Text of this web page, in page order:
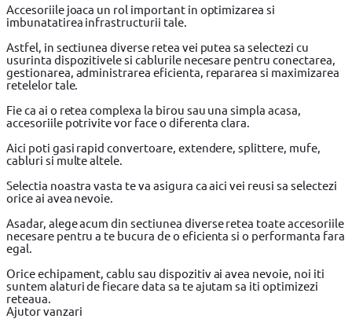
Accesoriile joaca un rol important in optimizarea si
imbunatatirea infrastructurii tale.
Astfel, in sectiunea diverse retea vei putea sa selectezi cu
usurinta dispozitivele si cablurile necesare pentru conectarea,
gestionarea, administrarea eficienta, repararea si maximizarea
retelelor tale.
Fie ca ai o retea complexa la birou sau una simpla acasa,
accesoriile potrivite vor face o diferenta clara.
Aici poti gasi rapid convertoare, extendere, splittere, mufe,
cabluri si multe altele.
Selectia noastra vasta te va asigura ca aici vei reusi sa selectezi
orice ai avea nevoie.
Asadar, alege acum din sectiunea diverse retea toate accesoriile
necesare pentru a te bucura de o eficienta si o performanta fara
egal.
Orice echipament, cablu sau dispozitiv ai avea nevoie, noi iti
suntem alaturi de fiecare data sa te ajutam sa iti optimizezi
reteaua.
Ajutor vanzari